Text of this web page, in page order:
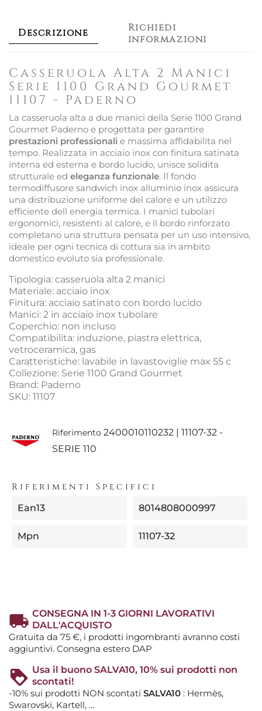
Descrizione
Richiedi
informazioni
Casseruola Alta 2 Manici
Serie 1100 Grand Gourmet
11107 - Paderno
La casseruola alta a due manici della Serie 1100 Grand
Gourmet Paderno e progettata per garantire
prestazioni professionali e massima affidabilita nel
tempo. Realizzata in acciaio inox con finitura satinata
interna ed esterna e bordo lucido, unisce solidita
strutturale ed eleganza funzionale. Il fondo
termodiffusore sandwich inox alluminio inox assicura
una distribuzione uniforme del calore e un utilizzo
efficiente dell energia termica. I manici tubolari
ergonomici, resistenti al calore, e il bordo rinforzato
completano una struttura pensata per un uso intensivo,
ideale per ogni tecnica di cottura sia in ambito
domestico evoluto sia professionale.
Tipologia: casseruola alta 2 manici
Materiale: acciaio inox
Finitura: acciaio satinato con bordo lucido
Manici: 2 in acciaio inox tubolare
Coperchio: non incluso
Compatibilita: induzione, piastra elettrica,
vetroceramica, gas
Caratteristiche: lavabile in lavastoviglie max 55 c
Collezione: Serie 1100 Grand Gourmet
Brand: Paderno
SKU: 11107
Riferimento 2400010110232 | 11107-32 -
SERIE 110
Riferimenti Specifici
Ean13 8014808000997
Mpn 11107-32
CONSEGNA IN 1-3 GIORNI LAVORATIVI
DALL'ACQUISTO
Gratuita da 75 €, i prodotti ingombranti avranno costi
aggiuntivi. Consegna estero DAP
Usa il buono SALVA10, 10% sui prodotti non
scontati!
-10% sui prodotti NON scontati SALVA10 : Hermès,
Swarovski, Kartell, ...